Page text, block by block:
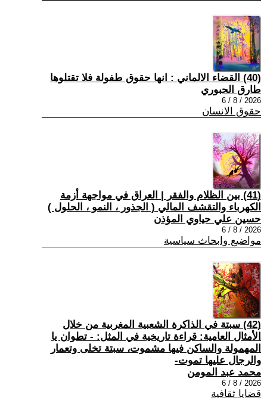
(40) القضاء الالماني : انها حقوق طفولة فلا تقتلوها
طارق الحبوري
2026 / 8 / 6
حقوق الانسان
(41) بين الظلام والفقر | العراق في مواجهة أزمة
الكهرباء والتقشف المالي ( الجذور ، النمو ، الحلول )
حسين علي حياوي المؤذن
2026 / 8 / 6
مواضيع وابحاث سياسية
(42) سبتة في الذاكرة الشعبية المغربية من خلال
الأمثال العامية: قراءة تاريخية في المثل: - تطوان يا
المهمولة والساكن فيها مشموت، سبتة تخلى وتعمار
والرجال عليها تموت-
محمد عبد المومن
2026 / 8 / 6
قضايا ثقافية